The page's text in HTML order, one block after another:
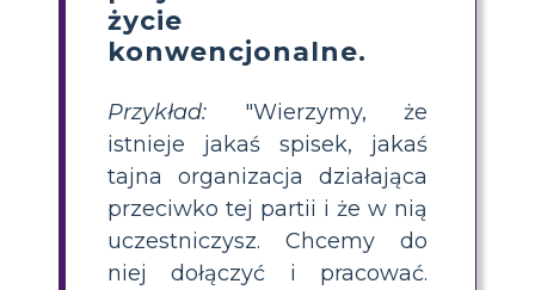
życie
konwencjonalne.
Przykład: "Wierzymy, że
istnieje jakaś spisek, jakaś
tajna organizacja działająca
przeciwko tej partii i że w nią
uczestniczysz. Chcemy do
niej dołączyć i pracować.